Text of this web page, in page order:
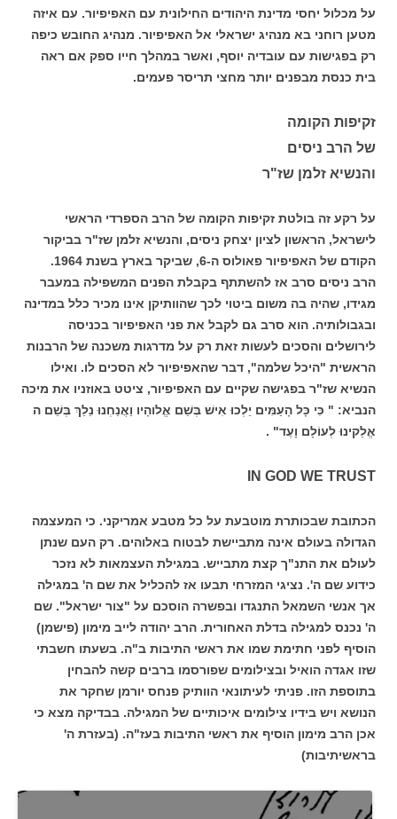
על מכלול יחסי מדינת היהודים החילונית עם האפיפיור. עם איזה
מטען רוחני בא מנהיג ישראלי אל האפיפיור. מנהיג החובש כיפה
רק בפגישות עם עובדיה יוסף, ואשר במהלך חייו ספק אם ראה
בית כנסת מבפנים יותר מחצי תריסר פעמים.
זקיפות הקומה
של הרב ניסים
והנשיא זלמן שז"ר
על רקע זה בולטת זקיפות הקומה של הרב הספרדי הראשי
לישראל, הראשון לציון יצחק ניסים, והנשיא זלמן שז"ר בביקור
הקודם של האפיפיור פאולוס ה-6, שביקר בארץ בשנת 1964.
הרב ניסים סרב אז להשתתף בקבלת הפנים המשפילה במעבר
מגידו, שהיה בה משום ביטוי לכך שהוותיקן אינו מכיר כלל במדינה
ובגבולותיה. הוא סרב גם לקבל את פני האפיפיור בכניסה
לירושלים והסכים לעשות זאת רק על מדרגות משכנה של הרבנות
הראשית "היכל שלמה", דבר שהאפיפיור לא הסכים לו. ואילו
הנשיא שז"ר בפגישה שקיים עם האפיפיור, ציטט באוזניו את מיכה
הנביא: " כִּי כָּל הָעַמִּים יֵלְכוּ אִישׁ בְּשֵׁם אֱלוהָיו וַאֲנַחְנוּ נֵלֵךְ בְּשֵׁם ה
אֱלֵקינוּ לְעוֹלָם וָעֶד" .
IN GOD WE TRUST
הכתובת שבכותרת מוטבעת על כל מטבע אמריקני. כי המעצמה
הגדולה בעולם אינה מתביישת לבטוח באלוהים. רק העם שנתן
לעולם את התנ"ך קצת מתבייש. במגילת העצמאות לא נזכר
כידוע שם ה'. נציגי המזרחי תבעו אז להכליל את שם ה' במגילה
אך אנשי השמאל התנגדו ובפשרה הוסכם על "צור ישראל". שם
ה' נכנס למגילה בדלת האחורית. הרב יהודה לייב מימון (פישמן)
הוסיף לפני חתימת שמו את ראשי התיבות ב"ה. בשעתו חשבתי
שזו אגדה הואיל ובצילומים שפורסמו ברבים קשה להבחין
בתוספת הזו. פניתי לעיתונאי הוותיק פנחס יורמן שחקר את
הנושא ויש בידיו צילומים איכותיים של המגילה. בבדיקה מצא כי
אכן הרב מימון הוסיף את ראשי התיבות בעז"ה. (בעזרת ה'
בראשיתיבות)